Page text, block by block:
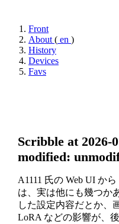
Front
About ( en )
History
Devices
Favs
Scribble at 2026-
modified:
A1111 氏の Web UI か
は、実は他にも幾つか
した設定内容だとか、
LoRA などの影響が、